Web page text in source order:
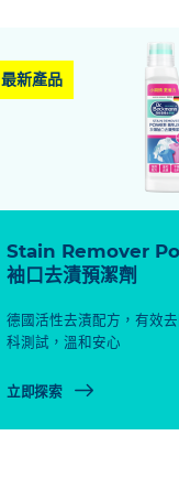
最新產品
Stain Remover
袖口去漬預潔劑
德國活性去漬配方，有效
科測試，溫和安心
立即探索